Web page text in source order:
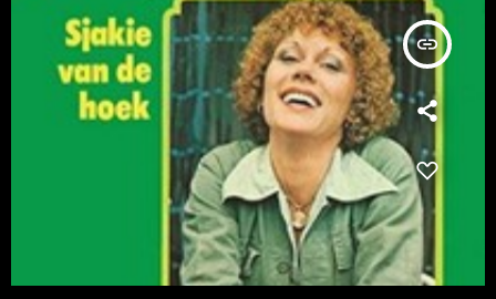
insert_link